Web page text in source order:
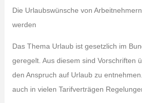
Die Urlaubswünsche von
werden
Das Thema Urlaub ist gesetzlich im
geregelt. Aus diesem sind Vorschriften
den Anspruch auf Urlaub zu
auch in vielen Tarifverträgen